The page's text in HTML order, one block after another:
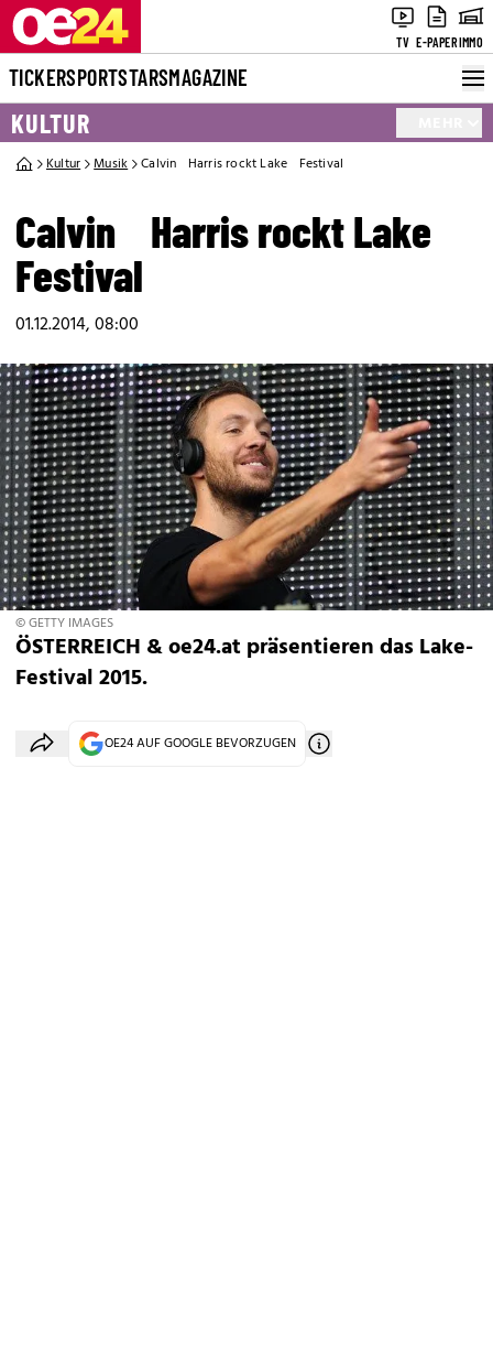
TV E-PAPERIMMO
TICKERSPORTSTARSMAGAZINE
KULTUR
Kultur Musik Calvin Harris rockt Lake Festival
Calvin Harris rockt Lake
Festival
01.12.2014, 08:00
© GETTY IMAGES
ÖSTERREICH & oe24.at präsentieren das Lake-
Festival 2015.
OE24 AUF GOOGLE BEVORZUGEN